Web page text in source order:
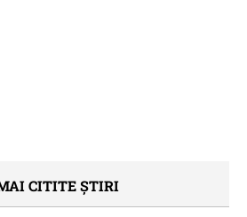
CITITE ȘTIRI